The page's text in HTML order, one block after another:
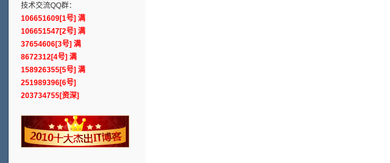
技术交流QQ群：
106651609[1号] 满
106651547[2号] 满
37654606[3号] 满
8672312[4号] 满
158926355[5号] 满
251989396[6号]
203734755[资深]